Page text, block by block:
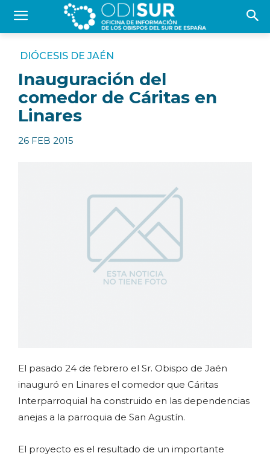
DIÓCESIS DE JAÉN
Inauguración del
comedor de Cáritas en
Linares
26 FEB 2015
El pasado 24 de febrero el Sr. Obispo de Jaén
inauguró en Linares el comedor que Cáritas
Interparroquial ha construido en las dependencias
anejas a la parroquia de San Agustín.
El proyecto es el resultado de un importante